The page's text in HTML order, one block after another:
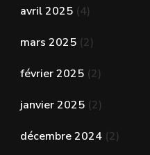
avril 2025 (4)
mars 2025 (2)
février 2025 (2)
janvier 2025 (2)
décembre 2024 (2)